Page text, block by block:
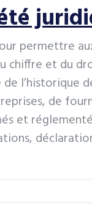
permettre
chiffre et du
l’historique
de
et